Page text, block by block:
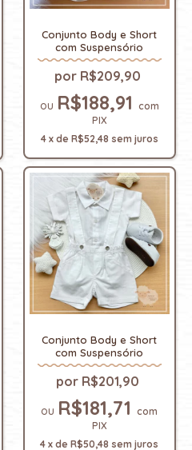
Conjunto Body e Short
com Suspensório
R$209,90
R$188,91 com
PIX
4 x de R$52,48 sem juros
Conjunto Body e Short
com Suspensório
R$201,90
R$181,71com
PIX
4 xdeR$50,48 sem juros